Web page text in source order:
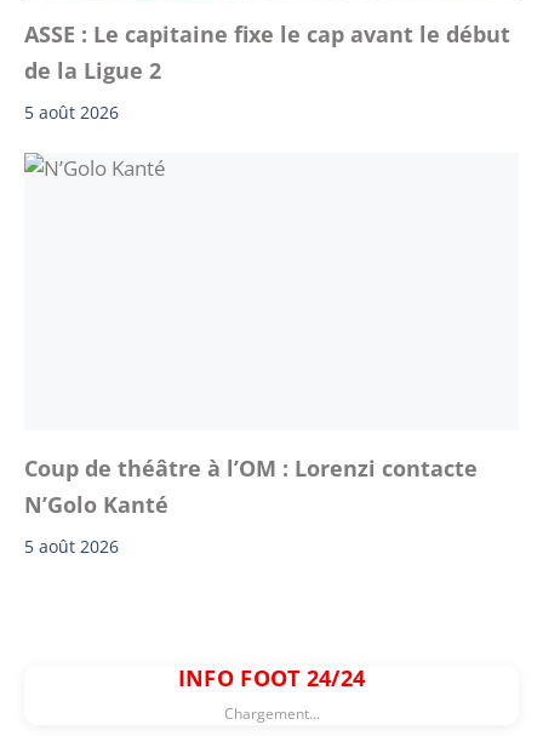
ASSE : Le capitaine fixe le cap avant le début
de la Ligue 2
5 août 2026
Coup de théâtre à l’OM : Lorenzi contacte
N’Golo Kanté
5 août 2026
INFO FOOT 24/24
Chargement...